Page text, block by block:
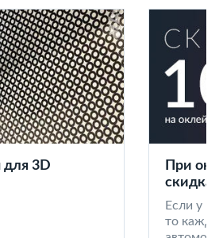
3D
При
скидка
Если у
то